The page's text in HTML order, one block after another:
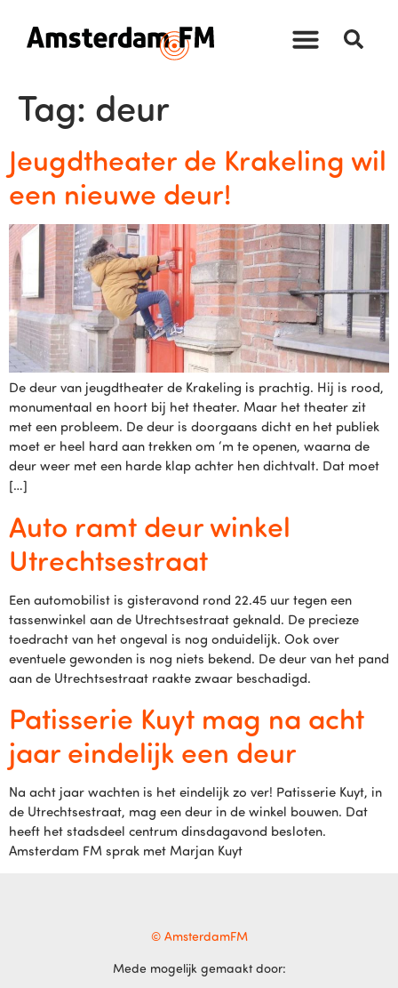
Tag: deur
Jeugdtheater de Krakeling wil
een nieuwe deur!
De deur van jeugdtheater de Krakeling is prachtig. Hij is rood,
monumentaal en hoort bij het theater. Maar het theater zit
met een probleem. De deur is doorgaans dicht en het publiek
moet er heel hard aan trekken om ‘m te openen, waarna de
deur weer met een harde klap achter hen dichtvalt. Dat moet
[…]
Auto ramt deur winkel
Utrechtsestraat
Een automobilist is gisteravond rond 22.45 uur tegen een
tassenwinkel aan de Utrechtsestraat geknald. De precieze
toedracht van het ongeval is nog onduidelijk. Ook over
eventuele gewonden is nog niets bekend. De deur van het pand
aan de Utrechtsestraat raakte zwaar beschadigd.
Patisserie Kuyt mag na acht
jaar eindelijk een deur
Na acht jaar wachten is het eindelijk zo ver! Patisserie Kuyt, in
de Utrechtsestraat, mag een deur in de winkel bouwen. Dat
heeft het stadsdeel centrum dinsdagavond besloten.
Amsterdam FM sprak met Marjan Kuyt
© AmsterdamFM
Mede mogelijk gemaakt door: